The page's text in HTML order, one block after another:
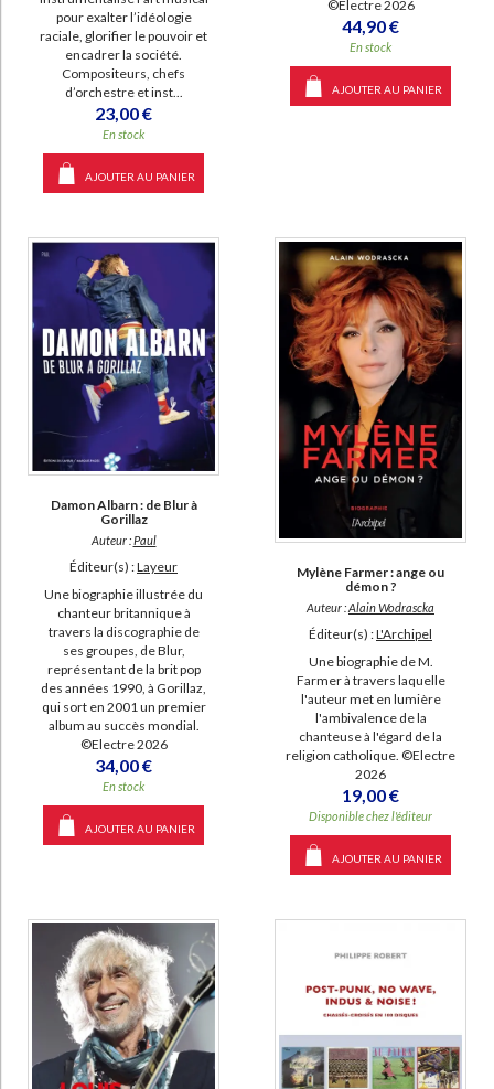
pour exalter l’idéologie
raciale, glorifier le pouvoir et
encadrer la société.
Compositeurs, chefs
d’orchestre et inst...
23,00 €
En stock
AJOUTER AU PANIER
©Electre 2026
44,90 €
En stock
AJOUTER AU PANIER
Damon Albarn : de Blur à
Gorillaz
Auteur :Paul
Éditeur(s) :Layeur
Une biographie illustrée du
chanteur britannique à
travers la discographie de
ses groupes, de Blur,
représentant de la brit pop
des années 1990, à Gorillaz,
qui sort en 2001 un premier
album au succès mondial.
©Electre 2026
34,00 €
En stock
AJOUTER AU PANIER
Mylène Farmer : ange ou
démon ?
Auteur :Alain Wodrascka
Éditeur(s) :L'Archipel
Une biographie de M.
Farmer à travers laquelle
l'auteur met en lumière
l'ambivalence de la
chanteuse à l'égard de la
religion catholique. ©Electre
2026
19,00 €
Disponible chez l'éditeur
AJOUTER AU PANIER